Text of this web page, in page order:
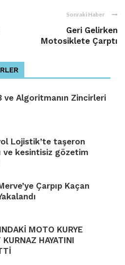
Sonraki Haber
Geri Gelirken
Motosiklete Çarptı
ve Algoritmanın Zincirleri
Lojistik’te taşeron
ve kesintisiz gözetim
Çarpıp Kaçan
MOTO KURYE
HAYATINI